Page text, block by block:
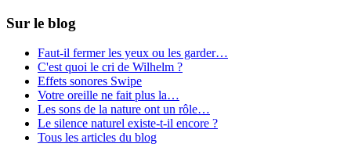
Sur le blog
Faut-il fermer les yeux ou les garder…
C'est quoi le cri de Wilhelm ?
Effets sonores Swipe
Votre oreille ne fait plus la…
Les sons de la nature ont un rôle…
Le silence naturel existe-t-il encore ?
Tous les articles du blog